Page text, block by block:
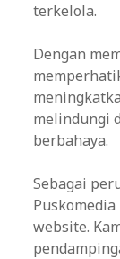
terkelola.
Dengan
melindungi
berbahaya.
Sebagai
website.